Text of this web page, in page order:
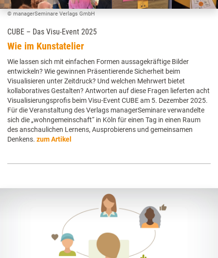
© managerSeminare Verlags GmbH
CUBE – Das Visu-Event 2025
Wie im Kunstatelier
Wie lassen sich mit einfachen Formen aussagekräftige Bilder
entwickeln? Wie gewinnen Präsentierende Sicherheit beim
Visualisieren unter Zeitdruck? Und welchen Mehrwert bietet
kollaboratives Gestalten? Antworten auf diese Fragen lieferten acht
Visualisierungsprofis beim Visu-Event CUBE am 5. Dezember 2025.
Für die Veranstaltung des Verlags managerSeminare verwandelte
sich die „wohngemeinschaft“ in Köln für einen Tag in einen Raum
des anschaulichen Lernens, Ausprobierens und gemeinsamen
Denkens. zum Artikel